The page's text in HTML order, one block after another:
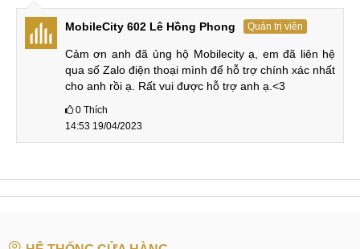
Diện tích hiện thị lớn chiếm tới 87,1% tổng thể mặt trước.
Nhà sản xuất trang bị cho thiết bị bản đặc biệt của mình cảm
biến vân tay trong màn hình thời thượng và tất cả được bảo
về bằng kính cường lực Corning Gorilla Glass 5 bền bỉ.
Pin sạc Red Magic 7 Pro Transformers
hợp thì Red Magic 7 Pro và 7 Pro Transformers đều sở hữu
MobileCity 602 Lê Hồng Phong Quản trị viên
Cảm ơn anh đã ủng hộ Mobilecity ạ, em đã liên hệ
qua số Zalo điện thoại mình để hỗ trợ chính xác nhất
cho anh rồi ạ. Rất vui được hỗ trợ anh ạ.<3
0 Thích
14:53 19/04/2023